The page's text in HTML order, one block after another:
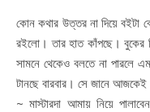
কোন কথার উত্তর না দিয়ে বইটা
রইলো। তার হাত কাঁপছে। বুকের
সামনে থেকেও বলতে না পারলে
টানছে বারবার। সে জানে
~ মাস্টারদা আমায় নিয়ে